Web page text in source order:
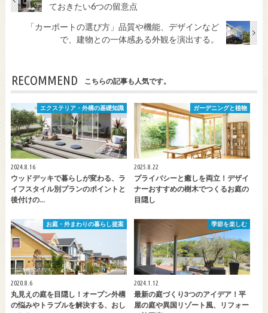
ておきたい6つの留意点
「カーポートの選び方」品質や機能、デザインなど
で、建物との一体感ある外観を演出する。
RECOMMEND こちらの記事も人気です。
エクステリア・外構の基礎知識
2024.8.16
ウッドデッキで暮らしが変わる、ラ
イフスタイル別プランのポイントと
後付けの…
ガーデニングと植物
2025.8.22
プライバシーと癒しを両立！デザイ
ナーおすすめの樹木でつくるお庭の
目隠し
お庭・外まわりの暮らし提案
2020.8.6
丸見えの庭を目隠し！オープン外構
の悩みやトラブルを解決する、おし
季節を楽しむ
2024.1.12
最新の庭づくり3つのアイデア！平
屋の庭や異国リゾート風、リフォー